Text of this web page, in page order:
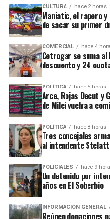
imposible hacer frentea
sucede lo mismo, te llegan
gente aplica por más que no
Beneficios para las
Además de la preselección
Empleo administra distintos
incentivan la contratación
Uno de ellos es el programa
Trabajo, destinado a
pasantía. Tiene una
jornadas reducidas y, según
programa que más tracción
El segundo es el programa de
mediante el cual las
y acceden a distintos
el proyecto será cargado
“Tenés tiempo hasta el
proyecto de manera
juntos la ciudad”, indica
La convocatoria es libre y
vecinos de la capital
presentarse con dos
acompañantes que
La iniciativa del Municipio
ganadoras para el
CULTURA hace 2 horas
Maniatic, el rapero y
de sacar su primer
COMERCIAL hace 4
Cetrogar se suma
descuento y 24
POLÍTICA hace 5 horas
Arce, Rojas Decut y
de Milei vuelva a
POLÍTICA hace 8 horas
Tres concejales
al intendente
POLICIALES hace 9
Un detenido por
años en El Soberbio
INFORMACIÓN GENERAL
Reúnen donaciones